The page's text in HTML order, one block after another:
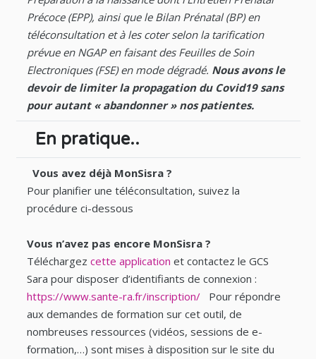
Précoce (EPP), ainsi que le Bilan Prénatal (BP) en
téléconsultation et à les coter selon la tarification
prévue en NGAP en faisant des Feuilles de Soin
Electroniques (FSE) en mode dégradé. Nous avons le
devoir de limiter la propagation du Covid19 sans
pour autant « abandonner » nos patientes.
En pratique..
Vous avez déjà MonSisra ?
Pour planifier une téléconsultation, suivez la
procédure ci-dessous
Vous n’avez pas encore MonSisra ?
Téléchargez cette application et contactez le GCS
Sara pour disposer d’identifiants de connexion :
https://www.sante-ra.fr/inscription/Pour répondre
aux demandes de formation sur cet outil, de
nombreuses ressources (vidéos, sessions de e-
formation,…) sont mises à disposition sur le site du